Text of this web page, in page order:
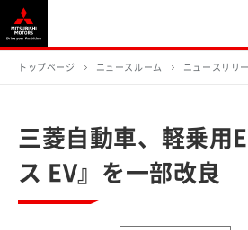
トップページ ニュースルーム ニュースリリ
三菱自動車、軽乗用
ス EV』を一部改良